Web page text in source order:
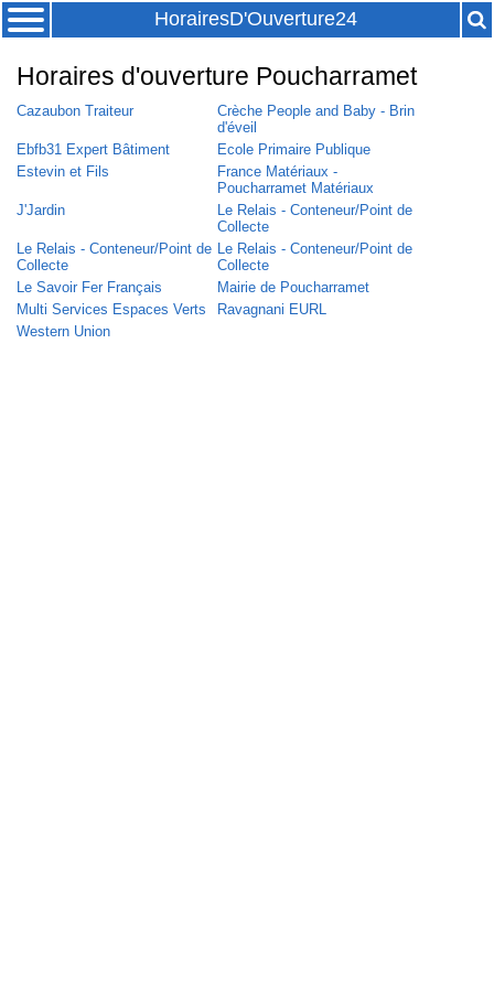
HorairesD'Ouverture24
Horaires d'ouverture Poucharramet
Cazaubon Traiteur
Crèche People and Baby - Brin
d'éveil
Ebfb31 Expert Bâtiment
Ecole Primaire Publique
Estevin et Fils
France Matériaux -
Poucharramet Matériaux
J'Jardin
Le Relais - Conteneur/Point de
Collecte
Le Relais - Conteneur/Point de
Collecte
Le Relais - Conteneur/Point de
Collecte
Le Savoir Fer Français
Mairie de Poucharramet
Multi Services Espaces Verts
Ravagnani EURL
Western Union